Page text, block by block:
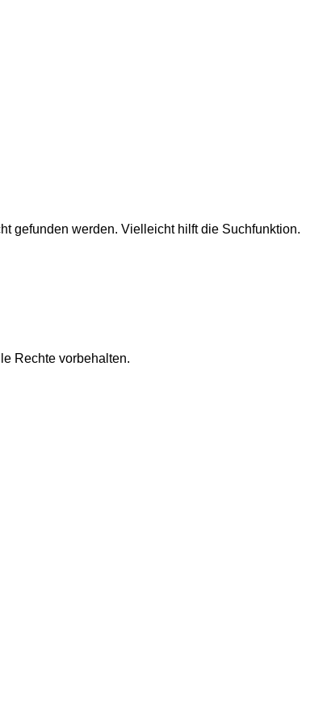
gefunden werden. Vielleicht hilft die Suchfunktion.
Rechte vorbehalten.